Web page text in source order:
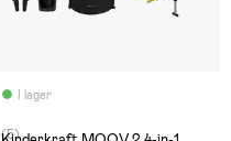
I lager
(5)